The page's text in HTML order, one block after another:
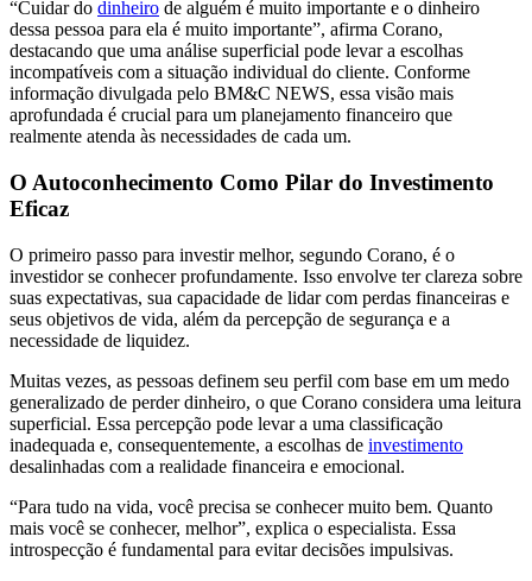
“Cuidar do dinheiro de alguém é muito importante e o dinheiro
dessa pessoa para ela é muito importante”, afirma Corano,
destacando que uma análise superficial pode levar a escolhas
incompatíveis com a situação individual do cliente. Conforme
informação divulgada pelo BM&C NEWS, essa visão mais
aprofundada é crucial para um planejamento financeiro que
realmente atenda às necessidades de cada um.
O Autoconhecimento Como Pilar do Investimento
Eficaz
O primeiro passo para investir melhor, segundo Corano, é o
investidor se conhecer profundamente. Isso envolve ter clareza sobre
suas expectativas, sua capacidade de lidar com perdas financeiras e
seus objetivos de vida, além da percepção de segurança e a
necessidade de liquidez.
Muitas vezes, as pessoas definem seu perfil com base em um medo
generalizado de perder dinheiro, o que Corano considera uma leitura
superficial. Essa percepção pode levar a uma classificação
inadequada e, consequentemente, a escolhas de investimento
desalinhadas com a realidade financeira e emocional.
“Para tudo na vida, você precisa se conhecer muito bem. Quanto
mais você se conhecer, melhor”, explica o especialista. Essa
introspecção é fundamental para evitar decisões impulsivas.